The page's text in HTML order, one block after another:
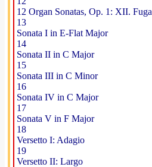
12 Organ Sonatas, Op. 1: XII. Fuga
13
Sonata I in E-Flat Major
14
Sonata II in C Major
15
Sonata III in C Minor
16
Sonata IV in C Major
17
Sonata V in F Major
18
Versetto I: Adagio
19
Versetto II: Largo